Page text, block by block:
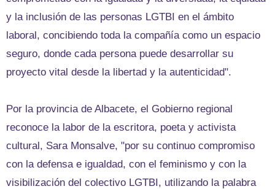
y la inclusión de las personas LGTBI en el ámbito
laboral, concibiendo toda la compañía como un espacio
seguro, donde cada persona puede desarrollar su
proyecto vital desde la libertad y la autenticidad".
Por la provincia de Albacete, el Gobierno regional
reconoce la labor de la escritora, poeta y activista
cultural, Sara Monsalve, "por su continuo compromiso
con la defensa e igualdad, con el feminismo y con la
visibilización del colectivo LGTBI, utilizando la palabra